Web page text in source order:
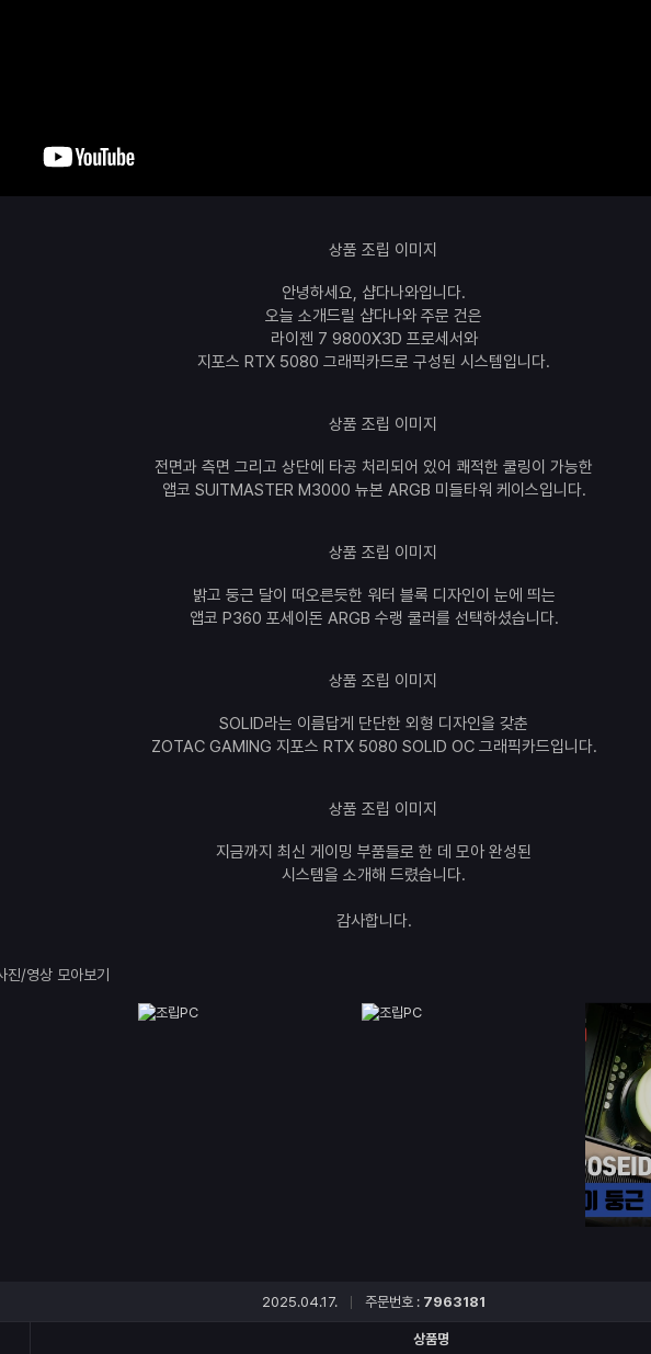
안녕하세요, 샵다나와입니다.
오늘 소개드릴 샵다나와 주문 건은
라이젠 7 9800X3D 프로세서와
지포스 RTX 5080 그래픽카드로 구성된 시스템입니다.
전면과 측면 그리고 상단에 타공 처리되어 있어 쾌적한 쿨링이 가능한
앱코 SUITMASTER M3000 뉴본 ARGB 미들타워 케이스입니다.
밝고 둥근 달이 떠오른듯한 워터 블록 디자인이 눈에 띄는
앱코 P360 포세이돈 ARGB 수랭 쿨러를 선택하셨습니다.
SOLID라는 이름답게 단단한 외형 디자인을 갖춘
ZOTAC GAMING 지포스 RTX 5080 SOLID OC 그래픽카드입니다.
지금까지 최신 게이밍 부품들로 한 데 모아 완성된
시스템을 소개해 드렸습니다.
감사합니다.
진/영상 모아보기
2025.04.17. 주문번호 : 7963181
상품명